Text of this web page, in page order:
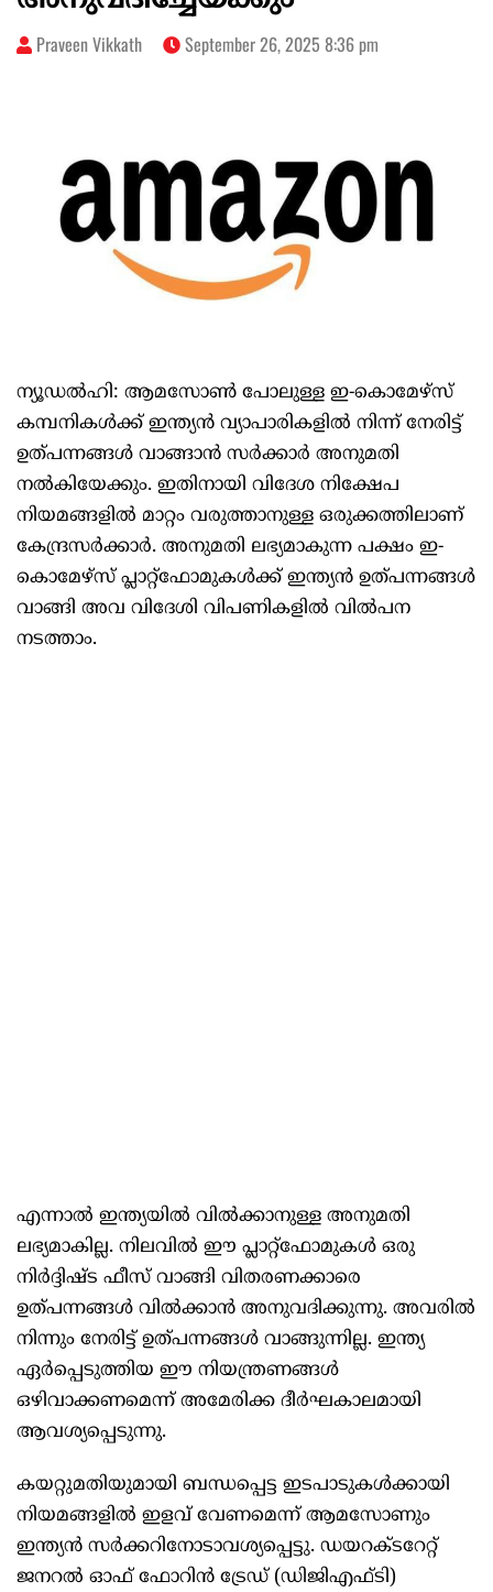
Praveen Vikkath September 26, 2025 8:36 pm
ന്യൂഡല്‍ഹി: ആമസോണ്‍ പോലുള്ള ഇ-കൊമേഴ്‌സ്
കമ്പനികള്‍ക്ക് ഇന്ത്യന്‍ വ്യാപാരികളില്‍ നിന്ന് നേരിട്ട്
ഉത്പന്നങ്ങള്‍ വാങ്ങാന്‍ സര്‍ക്കാര്‍ അനുമതി
നല്‍കിയേക്കും. ഇതിനായി വിദേശ നിക്ഷേപ
നിയമങ്ങളില്‍ മാറ്റം വരുത്താനുള്ള ഒരുക്കത്തിലാണ്
കേന്ദ്രസര്‍ക്കാര്‍. അനുമതി ലഭ്യമാകുന്ന പക്ഷം ഇ-
കൊമേഴ്‌സ് പ്ലാറ്റ്‌ഫോമുകള്‍ക്ക് ഇന്ത്യന്‍ ഉത്പന്നങ്ങള്‍
വാങ്ങി അവ വിദേശി വിപണികളില്‍ വില്‍പന
നടത്താം.
എന്നാല്‍ ഇന്ത്യയില്‍ വില്‍ക്കാനുള്ള അനുമതി
ലഭ്യമാകില്ല. നിലവില്‍ ഈ പ്ലാറ്റ്‌ഫോമുകള്‍ ഒരു
നിര്‍ദ്ദിഷ്ട ഫീസ് വാങ്ങി വിതരണക്കാരെ
ഉത്പന്നങ്ങള്‍ വില്‍ക്കാന്‍ അനുവദിക്കുന്നു. അവരില്‍
നിന്നും നേരിട്ട് ഉത്പന്നങ്ങള്‍ വാങ്ങുന്നില്ല. ഇന്ത്യ
ഏര്‍പ്പെടുത്തിയ ഈ നിയന്ത്രണങ്ങള്‍
ഒഴിവാക്കണമെന്ന് അമേരിക്ക ദീര്‍ഘകാലമായി
ആവശ്യപ്പെടുന്നു.
കയറ്റുമതിയുമായി ബന്ധപ്പെട്ട ഇടപാടുകള്‍ക്കായി
നിയമങ്ങളില്‍ ഇളവ് വേണമെന്ന് ആമസോണും
ഇന്ത്യന്‍ സര്‍ക്കറിനോടാവശ്യപ്പെട്ടു. ഡയറക്ടറേറ്റ്
ജനറല്‍ ഓഫ് ഫോറിന്‍ ട്രേഡ് (ഡിജിഎഫ്ടി)